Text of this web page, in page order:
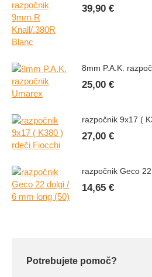
39,90 €
8mm P.A.K.
25,00 €
razpočnik 9x17 (
27,00 €
razpočnik Geco
14,65 €
Potrebujete pomoč?